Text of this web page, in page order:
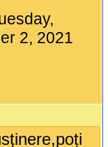
2, 2021